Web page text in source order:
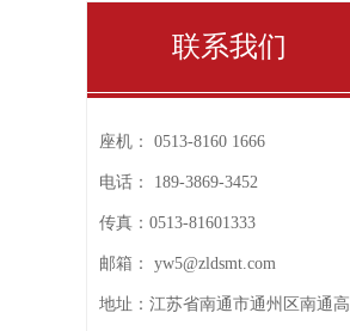
联系我们
座机： 0513-8160 1666
电话： 189-3869-3452
传真： 0513-81601333
邮箱： yw5@zldsmt.com
地址： 江苏省南通市通州区南通高